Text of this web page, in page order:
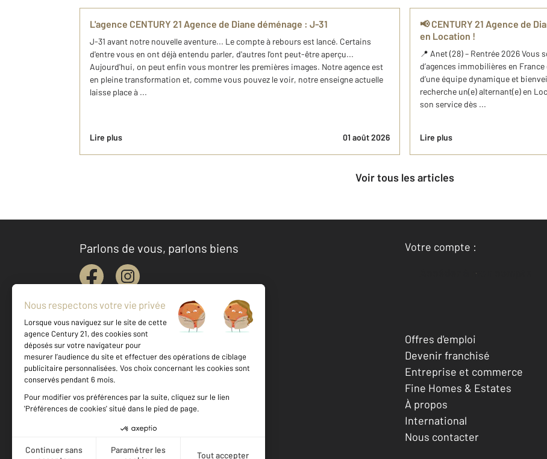
L'agence CENTURY 21 Agence de Diane déménage : J-31
J-31 avant notre nouvelle aventure... Le compte à rebours est lancé. Certains
d'entre vous en ont déjà entendu parler, d'autres l'ont peut-être aperçu...
Aujourd'hui, on peut enfin vous montrer les premières images. Notre agence est
en pleine transformation et, comme vous pouvez le voir, notre enseigne actuelle
laisse place à ...
Lire plus 01 août 2026
📢 CENTURY 21 Agence de
en Location !
📍 Anet (28) – Rentrée 2026 Vous
d’agences immobilières en
d’une équipe dynamique et
recherche un(e) alternant(e) en
son service dès ...
Lire plus
Voir tous les articles
Parlons de vous, parlons biens
Votre compte :
Accéder à mon compte
Votre agence est notée
Achat
Location
Offres d'emploi
Devenir franchisé
Entreprise et commerce
Fine Homes & Estates
À propos
International
Nous contacter